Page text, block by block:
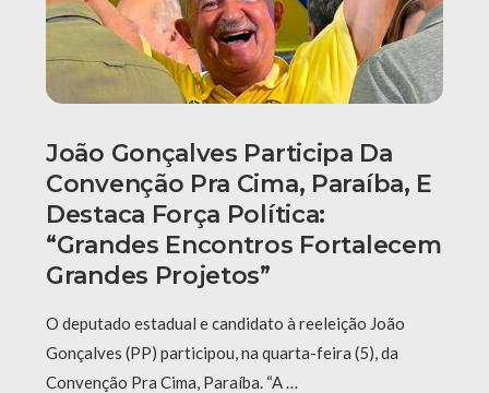
João Gonçalves Participa Da
Convenção Pra Cima, Paraíba, E
Destaca Força Política:
“grandes Encontros Fortalecem
Grandes Projetos”
O deputado estadual e candidato à reeleição João
Gonçalves (PP) participou, na quarta-feira (5), da
Convenção Pra Cima, Paraíba. “A …